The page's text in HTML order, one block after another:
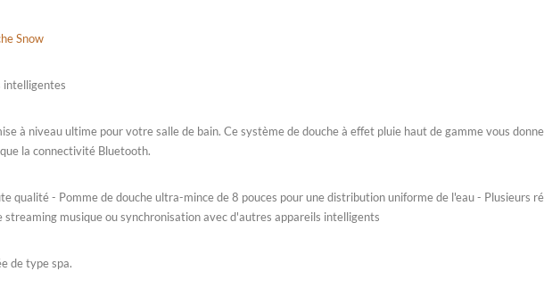
Snow
intelligentes
à niveau ultime pour votre salle de bain. Ce système de douche à effet pluie haut de gamme vous
la connectivité Bluetooth.
- Pomme de douche ultra-mince de 8 pouces pour une distribution uniforme de l'eau - Plusieurs
musique ou synchronisation avec d'autres appareils intelligents
de type spa.